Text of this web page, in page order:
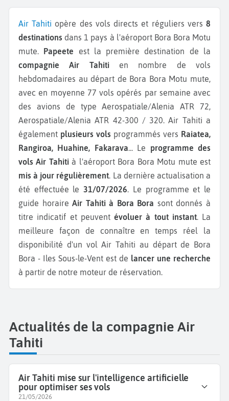
Air Tahiti opère des vols directs et réguliers vers8
destinations dans 1 pays à l'aéroport Bora Bora Motu
mute. Papeete est la première destination de la
compagnie Air Tahitien nombre de vols
hebdomadaires au départ de Bora Bora Motu mute,
avec en moyenne 77 vols opérés par semaine avec
des avions de type Aerospatiale/Alenia ATR 72,
Aerospatiale/Alenia ATR 42-300 / 320.Air Tahiti a
également plusieurs vols programmés vers Raiatea,
Rangiroa, Huahine, Fakarava... Le programme des
vols Air Tahitià l'aéroport Bora Bora Motu mute est
mis à jour régulièrement. La dernière actualisation a
été effectuée le31/07/2026. Le programme et le
guide horaireAir Tahiti à Bora Bora sont donnés à
titre indicatif et peuvent évoluer à tout instant. La
meilleure façon de connaître en temps réel la
disponibilité d'un vol Air Tahiti au départ de Bora
Bora - Iles Sous-le-Vent est de lancer une recherche
à partir de notre moteur de réservation.
Actualités de la compagnie Air
Tahiti
Air Tahiti mise sur l'intelligence artificielle
pour optimiser ses vols
21/05/2026